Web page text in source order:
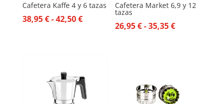
Cafetera Kaffe 4 y 6 tazas
38,95€-42,50€Rango
hasta
42,50 €
Cafetera Market 6,9 y 12
tazas
26,95€-35,35€Rango
hasta